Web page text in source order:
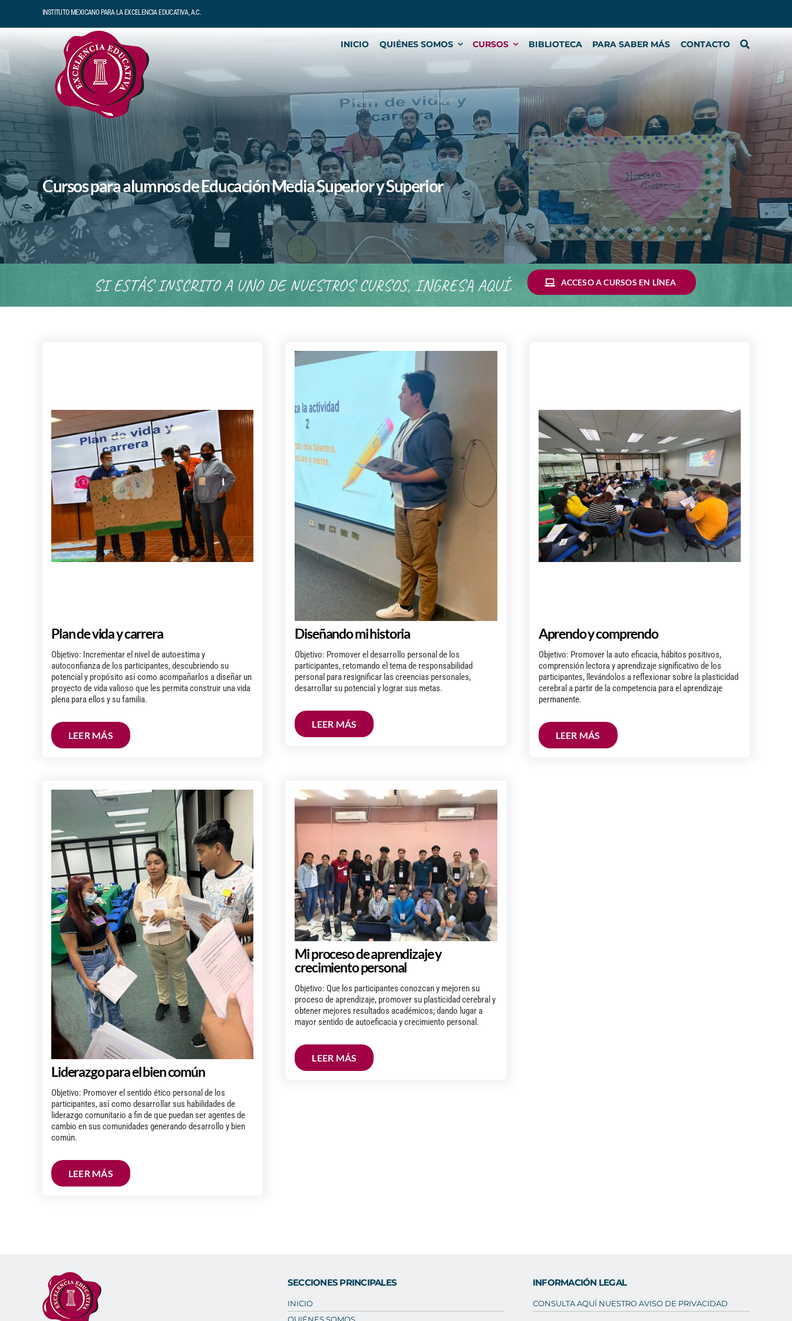
content
INSTITUTO MEXICANO PARA LA EXCELENCIA EDUCATIVA, A.C.
INICIO QUIÉNES SOMOS CURSOS BIBLIOTECA PARA SABER MÁS CONTACTO
Cursos para alumnos de Educación Media Superior y Superior
SI ESTÁS INSCRITO A UNO DE NUESTROS CURSOS, INGRESA AQUÍ. ACCESO A CURSOS EN LÍNEA
Plan de vida y carrera
Objetivo: Incrementar el nivel de autoestima y
autoconfianza de los participantes, descubriendo su
potencial y propósito así como acompañarlos a diseñar un
proyecto de vida valioso que les permita construir una vida
plena para ellos y su familia.
LEER MÁS
Diseñando mi historia
Objetivo: Promover el desarrollo personal de los
participantes, retomando el tema de responsabilidad
personal para resignificar las creencias personales,
desarrollar su potencial y lograr sus metas.
LEER MÁS
Aprendo y comprendo
Objetivo: Promover la auto eficacia, hábitos positivos,
comprensión lectora y aprendizaje significativo de los
participantes, llevándolos a reflexionar sobre la plasticidad
cerebral a partir de la competencia para el aprendizaje
permanente.
LEER MÁS
Liderazgo para el bien común
Objetivo: Promover el sentido ético personal de los
participantes, así como desarrollar sus habilidades de
liderazgo comunitario a fin de que puedan ser agentes de
cambio en sus comunidades generando desarrollo y bien
común.
LEER MÁS
Mi proceso de aprendizaje y
crecimiento personal
Objetivo: Que los participantes conozcan y mejoren su
proceso de aprendizaje, promover su plasticidad cerebral y
obtener mejores resultados académicos; dando lugar a
mayor sentido de autoeficacia y crecimiento personal.
LEER MÁS
SECCIONES PRINCIPALES
INICIO
INFORMACIÓN LEGAL
CONSULTA AQUÍ NUESTRO AVISO DE PRIVACIDAD